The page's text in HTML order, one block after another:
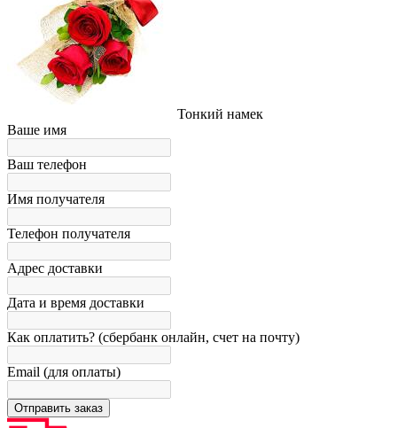
Тонкий намек
Ваше имя
Ваш телефон
Имя получателя
Телефон получателя
Адрес доставки
Дата и время доставки
Как оплатить? (сбербанк онлайн, счет на почту)
Email (для оплаты)